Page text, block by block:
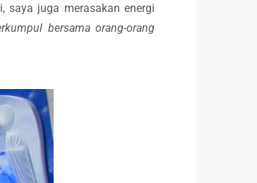
saya juga merasakan energi
bersama orang-orang